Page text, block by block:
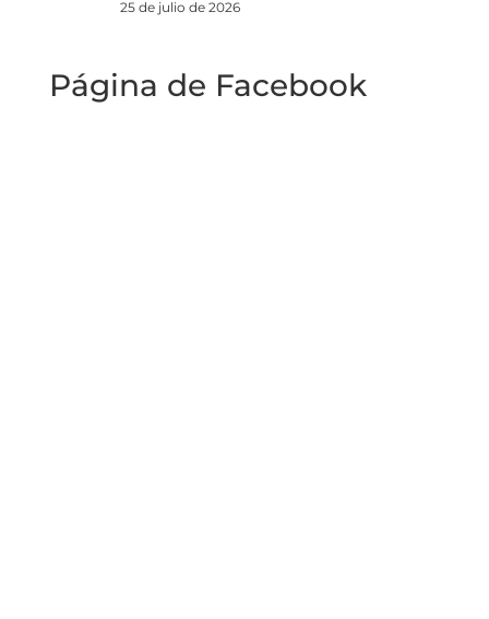
25 de julio de 2026
Página de Facebook